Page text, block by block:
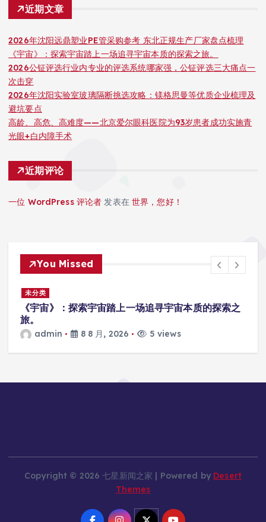
近期文章
2026年沈阳远鼎塑业PE管采购参考 东北正规生产厂家盘点梳理
《宇宙》：探索宇宙踏上一场追寻宇宙本质的探索之旅。
2026公钲评选行业内专业的评选系统哪家强，公钲评选三大痛点一
次击穿
2026年沈阳实验室玻璃隔断挑选攻略：镁格思曼等优质企业梳理及
避坑要点
高龄、高危、高难度——北京爱尔眼科医院为93岁患者成功实施青
光眼+白内障手术
近期评论
一位 WordPress 评论者 发表在世界，您好！
You Missed
未分类
《宇宙》：探索宇宙踏上一场追寻宇宙本质的探索之
旅。
admin 8 8 月, 2026 5 views
Copyright © 2026 七星新闻之家 | Powered by Desert
Themes